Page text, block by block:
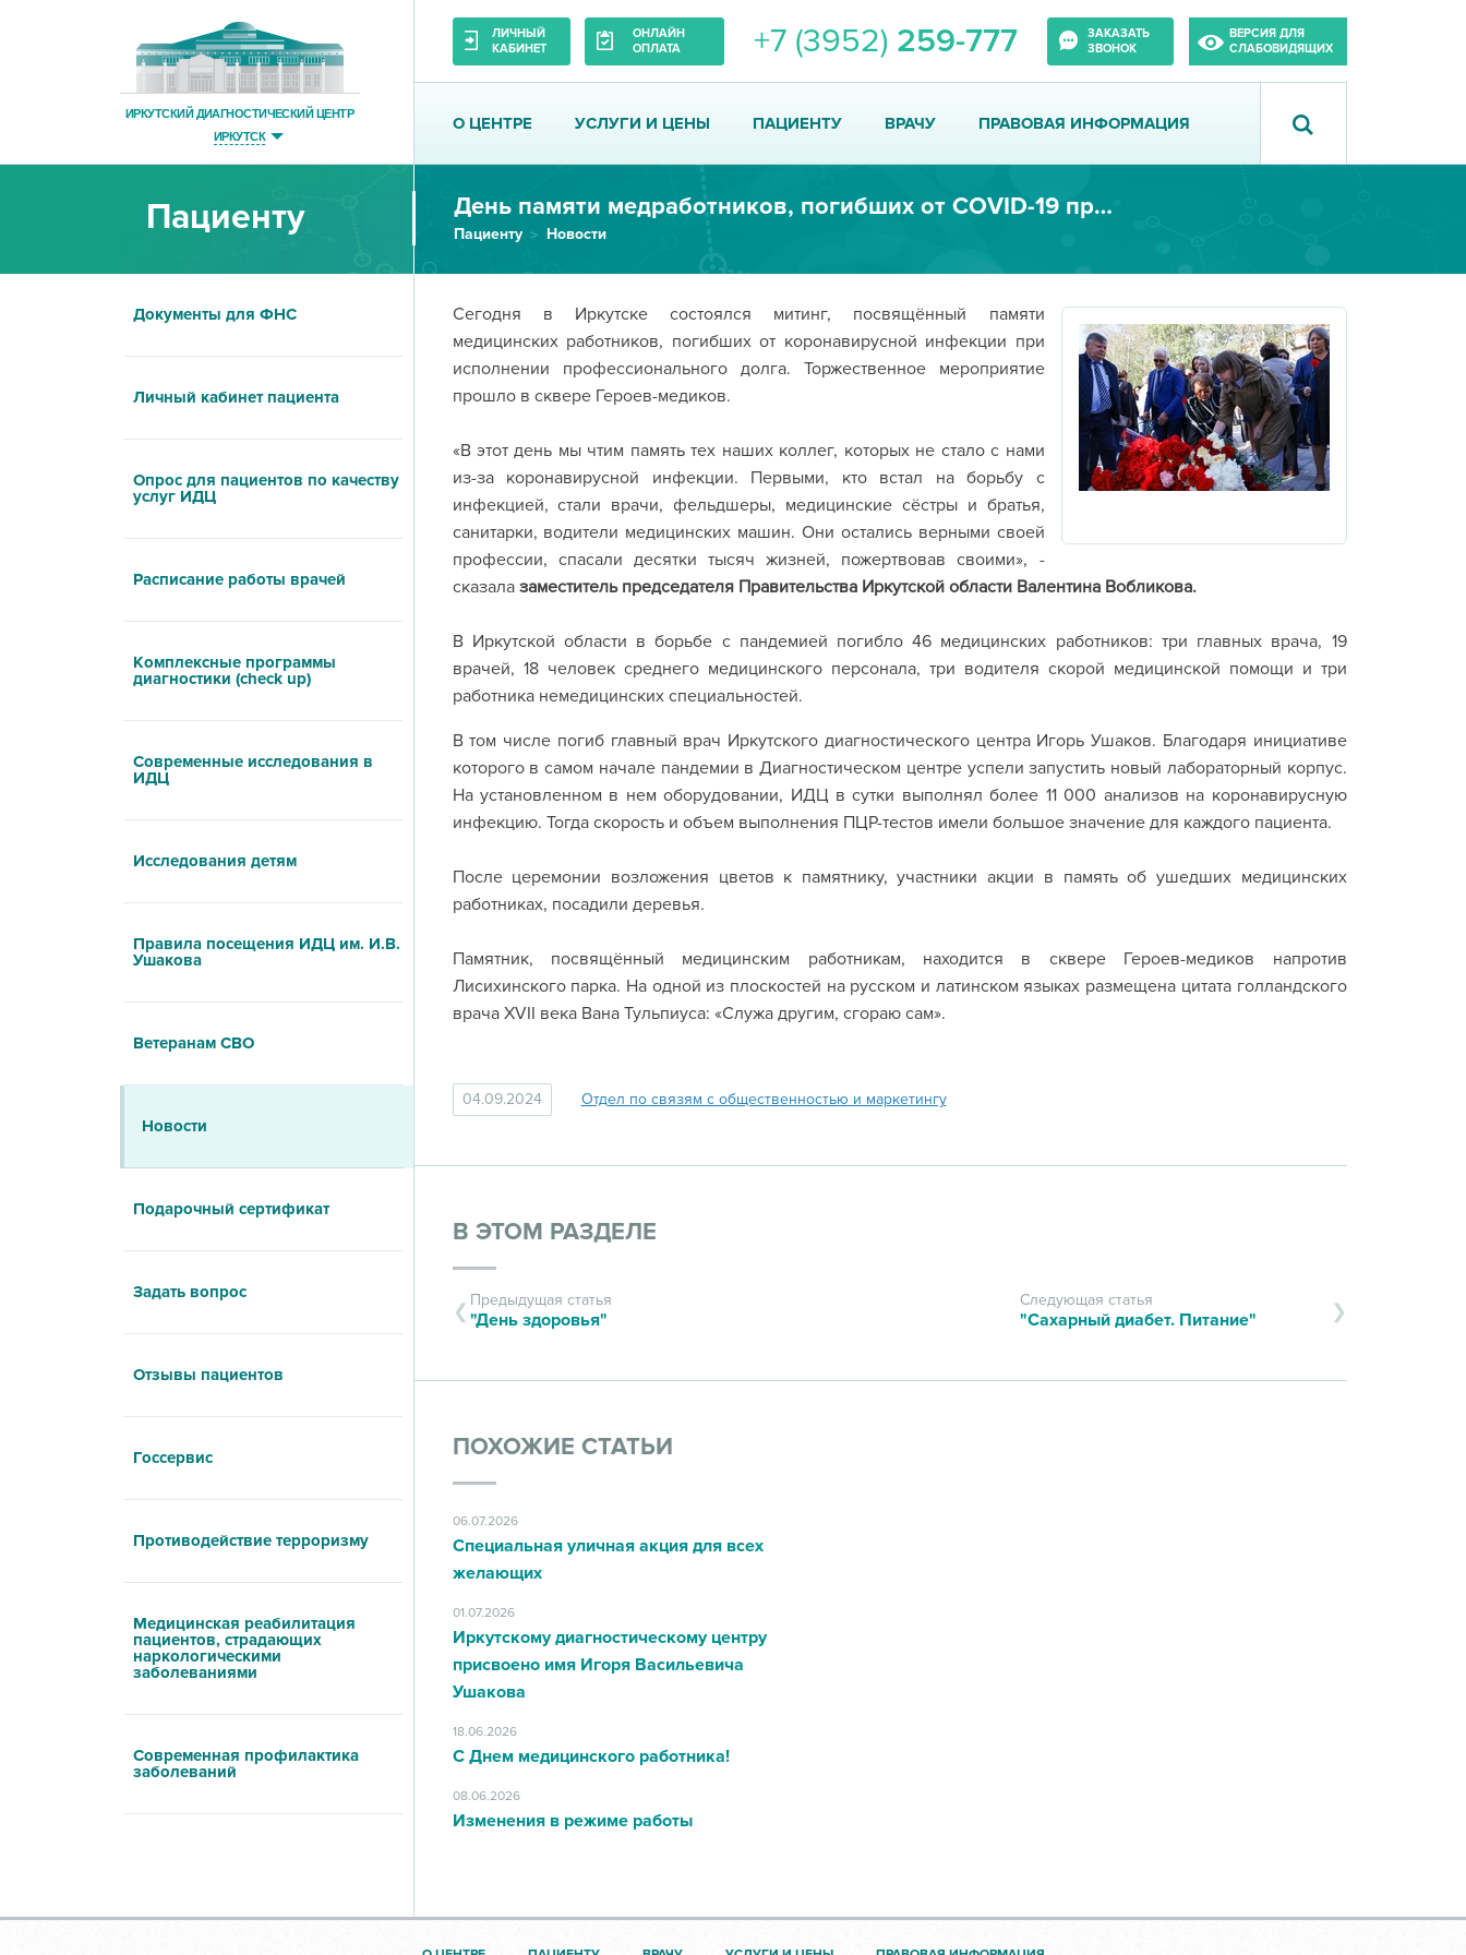
ИРКУТСКИЙ ДИАГНОСТИЧЕСКИЙ ЦЕНТР
ИРКУТСК
ЛИЧНЫЙ
КАБИНЕТ
ОНЛАЙН
ОПЛАТА
+7 (3952) 259-777
ЗАКАЗАТЬ
ЗВОНОК
ВЕРСИЯ ДЛЯ
СЛАБОВИДЯЩИХ
О ЦЕНТРЕ УСЛУГИ И ЦЕНЫ ПАЦИЕНТУ ВРАЧУ ПРАВОВАЯ ИНФОРМАЦИЯ
Пациенту День памяти медработников, погибших от COVID-19 при исполнении профессионального долга
Пациенту Новости
Документы для ФНС
Личный кабинет пациента
Опрос для пациентов по качеству
услуг ИДЦ
Расписание работы врачей
Комплексные программы
диагностики (check up)
Современные исследования в
ИДЦ
Исследования детям
Правила посещения ИДЦ им. И.В.
Ушакова
Ветеранам СВО
Новости
Подарочный сертификат
Задать вопрос
Отзывы пациентов
Госсервис
Противодействие терроризму
Медицинская реабилитация
пациентов, страдающих
наркологическими
заболеваниями
Современная профилактика
заболеваний
Сегодня в Иркутске состоялся митинг, посвящённый памяти
медицинских работников, погибших от коронавирусной инфекции при
исполнении профессионального долга. Торжественное мероприятие
прошло в сквере Героев-медиков.
«В этот день мы чтим память тех наших коллег, которых не стало с нами
из-за коронавирусной инфекции. Первыми, кто встал на борьбу с
инфекцией, стали врачи, фельдшеры, медицинские сёстры и братья,
санитарки, водители медицинских машин. Они остались верными своей
профессии, спасали десятки тысяч жизней, пожертвовав своими», -
сказала заместитель председателя Правительства Иркутской области Валентина Вобликова.
В Иркутской области в борьбе с пандемией погибло 46 медицинских работников: три главных врача, 19
врачей, 18 человек среднего медицинского персонала, три водителя скорой медицинской помощи и три
работника немедицинских специальностей.
В том числе погиб главный врач Иркутского диагностического центра Игорь Ушаков. Благодаря инициативе
которого в самом начале пандемии в Диагностическом центре успели запустить новый лабораторный корпус.
На установленном в нем оборудовании, ИДЦ в сутки выполнял более 11 000 анализов на коронавирусную
инфекцию. Тогда скорость и объем выполнения ПЦР-тестов имели большое значение для каждого пациента.
После церемонии возложения цветов к памятнику, участники акции в память об ушедших медицинских
работниках, посадили деревья.
Памятник, посвящённый медицинским работникам, находится в сквере Героев-медиков напротив
Лисихинского парка. На одной из плоскостей на русском и латинском языках размещена цитата голландского
врача XVII века Вана Тульпиуса: «Служа другим, сгораю сам».
04.09.2024 Отдел по связям с общественностью и маркетингу
В ЭТОМ РАЗДЕЛЕ
Предыдущая статья
"День здоровья"
Следующая статья
"Сахарный диабет. Питание"
ПОХОЖИЕ СТАТЬИ
06.07.2026
Специальная уличная акция для всех
желающих
01.07.2026
Иркутскому диагностическому центру
присвоено имя Игоря Васильевича
Ушакова
18.06.2026
С Днем медицинского работника!
08.06.2026
Изменения в режиме работы